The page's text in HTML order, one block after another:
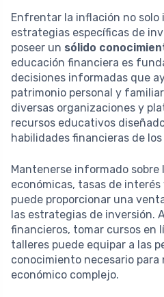
Enfrentar la inflación no solo
estrategias específicas de
poseer un sólido
educación financiera es
decisiones informadas que
patrimonio personal y
diversas organizaciones y
recursos educativos
habilidades financieras de
Mantenerse informado sobre
económicas, tasas de
puede proporcionar una
las estrategias de inversión.
financieros, tomar cursos en
talleres puede equipar a las
conocimiento necesario para
económico complejo.